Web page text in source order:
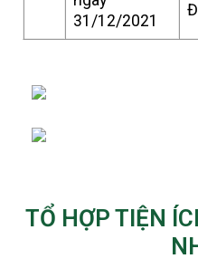
31/12/2021
TỔ HỢP TIỆN